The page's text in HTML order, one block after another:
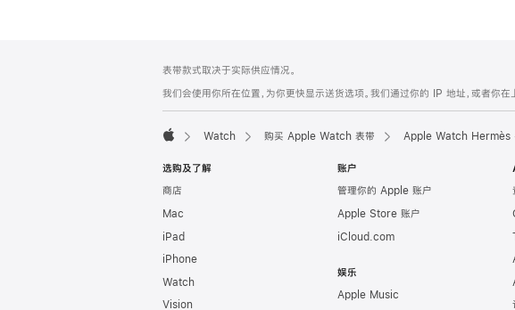
页
页
注
表带款式取决于实际供应情况。
我们会使用你所在位置，为你更快显示送货选项。我们通过你的 IP 地址，或者你
Watch 购买 Apple Watch 表带 Apple Watch Hermès
选购及了解
商店
Mac
iPad
iPhone
Watch
Vision
账户
管理你的 Apple 账户
Apple Store 账户
iCloud.com
娱乐
Apple Music